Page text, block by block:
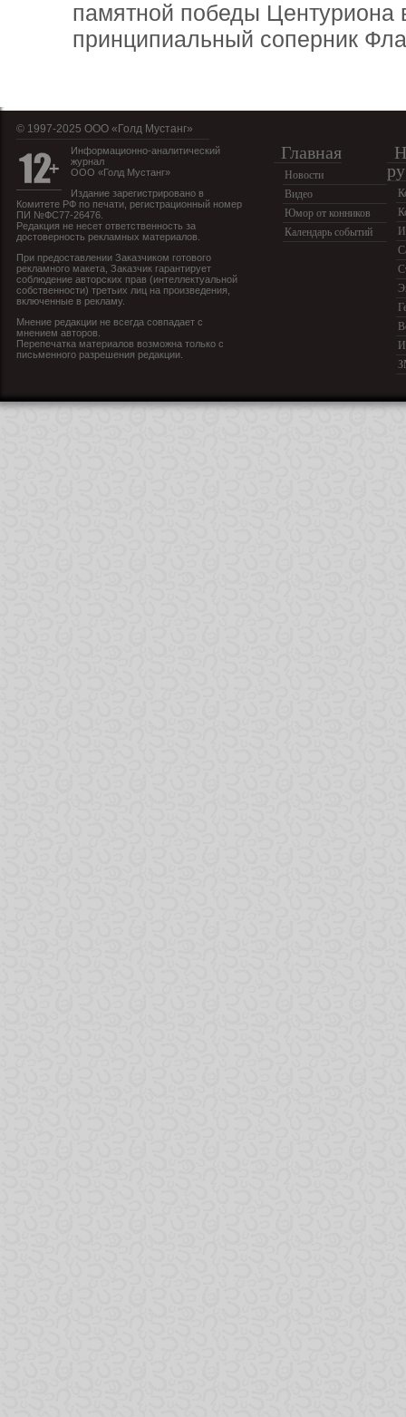
памятной победы Центуриона
принципиальный соперник
© 1997-2025 OOO «Голд Мустанг»
Информационно-аналитический
журнал
ООО «Голд Мустанг»
Издание зарегистрировано в
Комитете РФ по печати, регистрационный номер
ПИ №ФС77-26476.
Редакция не несет ответственность за
достоверность рекламных материалов.
При предоставлении Заказчиком готового
рекламного макета, Заказчик гарантирует
соблюдение авторских прав (интеллектуальной
собственности) третьих лиц на произведения,
включенные в рекламу.
Мнение редакции не всегда совпадает с
мнением авторов.
Перепечатка материалов возможна только с
письменного разрешения редакции.
Главная
Новости
Видео
Юмор от конников
Календарь событий